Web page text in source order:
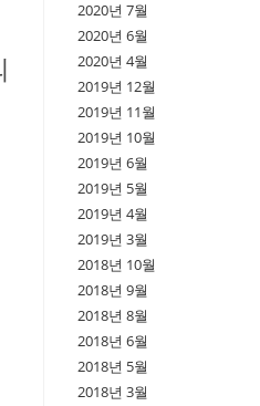
2020년 7월
2020년 6월
2020년 4월
2019년 12월
2019년 11월
2019년 10월
2019년 6월
2019년 5월
2019년 4월
2019년 3월
2018년 10월
2018년 9월
2018년 8월
2018년 6월
2018년 5월
2018년 3월